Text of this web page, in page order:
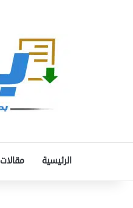
الرئيسية مقالات